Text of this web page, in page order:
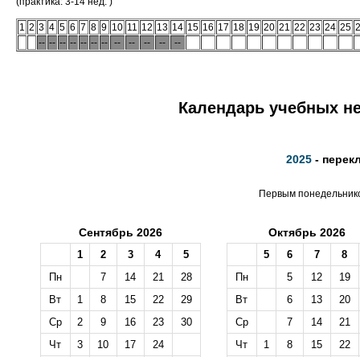
1 2 3 4 5 6 7 8 9 10 11 12 13 14 15 16 17 18 19 20 21 22 23 24 25
-- -- -- -- -- -- -- -- -- -- -- --
Календарь учебных
2025 -
Первым
Сентябрь 2026
1 2 3 4
5
Пн
7 14 21
28
Вт
1 8 15 22
29
Ср
2 9 16 23
30
Чт
3 10 17
24
Октябрь 2026
5 6 7
8
Пн
5 12
19
Вт
6 13
20
Ср
7 14
21
Чт
1 8 15
22